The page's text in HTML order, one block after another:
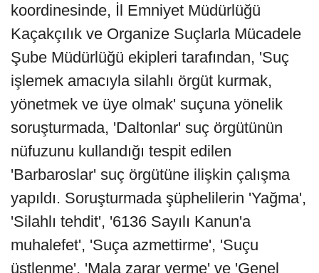
koordinesinde, İl Emniyet Müdürlüğü
Kaçakçılık ve Organize Suçlarla Mücadele
Şube Müdürlüğü ekipleri tarafından, 'Suç
işlemek amacıyla silahlı örgüt kurmak,
yönetmek ve üye olmak' suçuna yönelik
soruşturmada, 'Daltonlar' suç örgütünün
nüfuzunu kullandığı tespit edilen
'Barbaroslar' suç örgütüne ilişkin çalışma
yapıldı. Soruşturmada şüphelilerin 'Yağma',
'Silahlı tehdit', '6136 Sayılı Kanun'a
muhalefet', 'Suça azmettirme', 'Suçu
üstlenme', 'Mala zarar verme' ve 'Genel